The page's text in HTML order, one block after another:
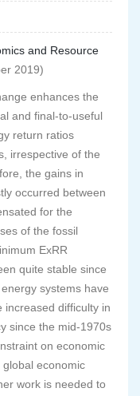
and Resource
2019)
enhances the
and final-to-useful
return ratios
irrespective of the
the gains in
occurred between
for the
of the fossil
ExRR
quite stable since
systems have
difficulty in
since the mid-1970s
on economic
economic
work is needed to